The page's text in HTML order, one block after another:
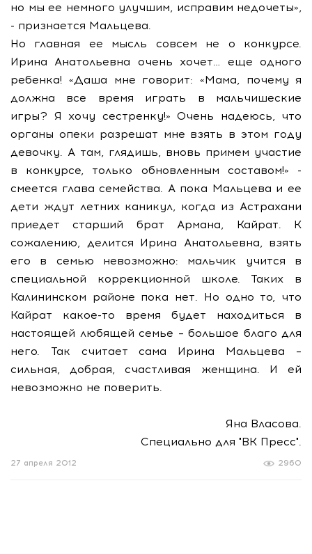
но мы ее немного улучшим, исправим недочеты»,
- признается Мальцева.
Но главная ее мысль совсем не о конкурсе.
Ирина Анатольевна очень хочет… еще одного
ребенка! «Даша мне говорит: «Мама, почему я
должна все время играть в мальчишеские
игры? Я хочу сестренку!» Очень надеюсь, что
органы опеки разрешат мне взять в этом году
девочку. А там, глядишь, вновь примем участие
в конкурсе, только обновленным составом!» -
смеется глава семейства. А пока Мальцева и ее
дети ждут летних каникул, когда из Астрахани
приедет старший брат Армана, Кайрат. К
сожалению, делится Ирина Анатольевна, взять
его в семью невозможно: мальчик учится в
специальной коррекционной школе. Таких в
Калининском районе пока нет. Но одно то, что
Кайрат какое-то время будет находиться в
настоящей любящей семье – большое благо для
него. Так считает сама Ирина Мальцева –
сильная, добрая, счастливая женщина. И ей
невозможно не поверить.
Яна Власова.
Специально для "ВК Пресс".
2960
27 апреля 2012